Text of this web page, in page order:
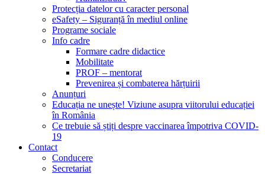
Protecția datelor cu caracter personal
eSafety – Siguranță în mediul online
Programe sociale
Info cadre
Formare cadre didactice
Mobilitate
PROF – mentorat
Prevenirea și combaterea hărțuirii
Anunțuri
Educația ne unește! Viziune asupra viitorului educației
în România
Ce trebuie să știți despre vaccinarea împotriva COVID-
19
Contact
Conducere
Secretariat